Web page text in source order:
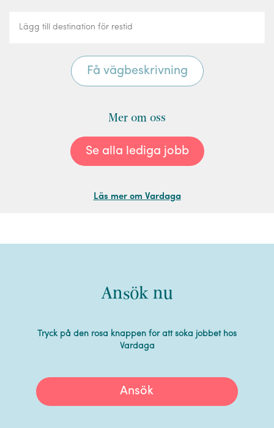
Mer om oss
Se alla lediga jobb
Läs mer om Vardaga
Ansök nu
Tryck på den rosa knappen för att söka jobbet hos
Vardaga
Ansök